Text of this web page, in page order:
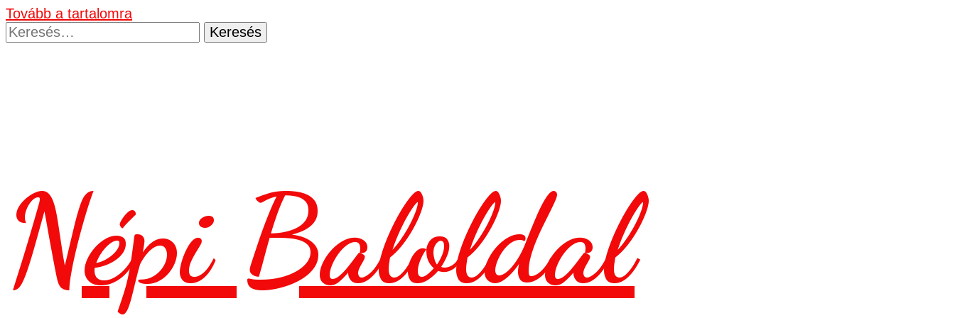
Tovább a tartalomra
Keresés:
Népi Baloldal